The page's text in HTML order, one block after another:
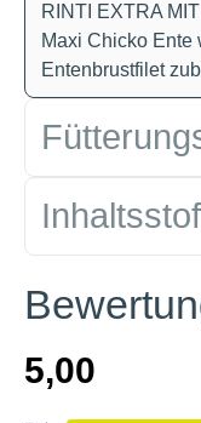
RINTI EXTRA
Maxi Chicko
Entenbrustfilet